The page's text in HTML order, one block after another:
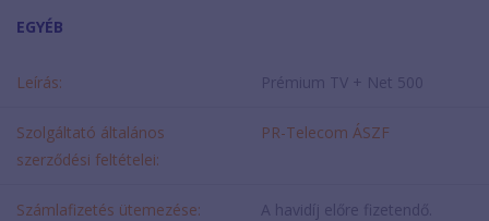
EGYÉB
Leírás: Prémium TV + Net 500
Szolgáltató általános
szerződési feltételei:
PR-Telecom ÁSZF
Számlafizetés ütemezése: A havidíj előre fizetendő.